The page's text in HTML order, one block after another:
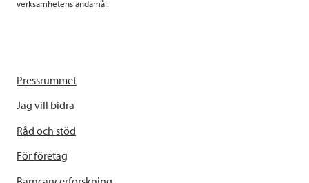
verksamhetens ändamål.
Pressrummet
Jag vill bidra
Råd och stöd
För företag